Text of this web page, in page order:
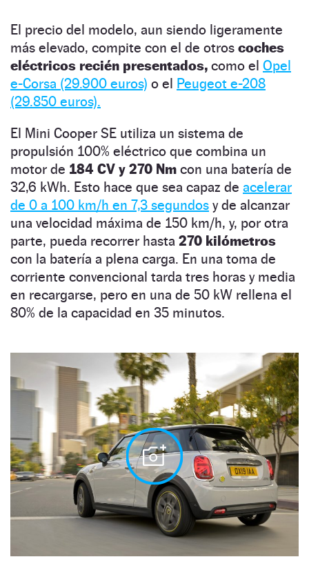
El precio del modelo, aun siendo ligeramente
más elevado, compite con el de otros coches
eléctricos recién presentados, como el Opel
e-Corsa (29.900 euros) o el Peugeot e-208
(29.850 euros).
El Mini Cooper SE utiliza un sistema de
propulsión 100% eléctrico que combina un
motor de 184 CV y 270 Nm con una batería de
32,6 kWh. Esto hace que sea capaz de acelerar
de 0 a 100 km/h en 7,3 segundos y de alcanzar
una velocidad máxima de 150 km/h, y, por otra
parte, pueda recorrer hasta 270 kilómetros
con la batería a plena carga. En una toma de
corriente convencional tarda tres horas y media
en recargarse, pero en una de 50 kW rellena el
80% de la capacidad en 35 minutos.